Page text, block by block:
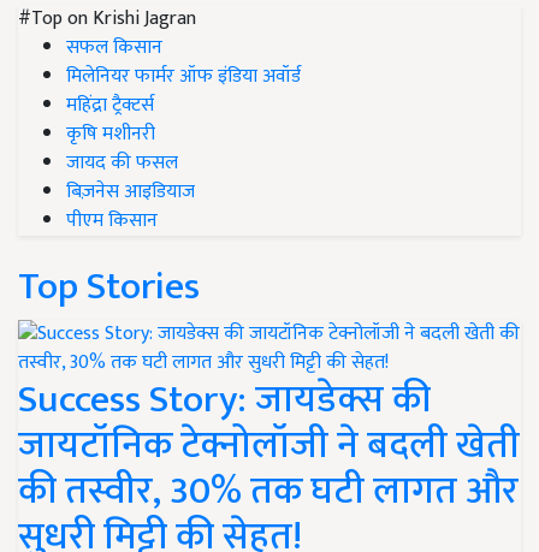
#Top on Krishi Jagran
सफल किसान
मिलेनियर फार्मर ऑफ इंडिया अवॉर्ड
महिंद्रा ट्रैक्टर्स
कृषि मशीनरी
जायद की फसल
बिज़नेस आइडियाज
पीएम किसान
Top Stories
Success Story: जायडेक्स की
जायटॉनिक टेक्नोलॉजी ने बदली खेती
की तस्वीर, 30% तक घटी लागत और
सुधरी मिट्टी की सेहत!